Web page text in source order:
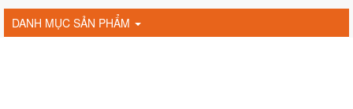
DANH MỤC SẢN PHẨM